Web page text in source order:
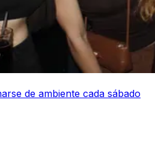
de ambiente cada sábado